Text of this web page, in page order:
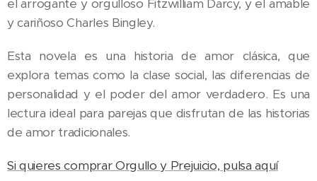
el arrogante y orgulloso Fitzwilliam Darcy, y el amable
y cariñoso Charles Bingley.
Esta novela es una historia de amor clásica, que
explora temas como la clase social, las diferencias de
personalidad y el poder del amor verdadero. Es una
lectura ideal para parejas que disfrutan de las historias
de amor tradicionales.
Si quieres comprar Orgullo y Prejuicio, pulsa aquí